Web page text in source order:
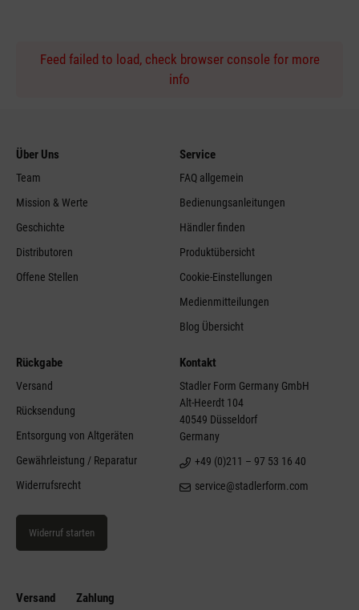
Feed failed to load, check browser console for more
info
Versand Zahlung
Über Uns
Team
Mission & Werte
Geschichte
Distributoren
Offene Stellen
Service
FAQ allgemein
Bedienungsanleitungen
Händler finden
Produktübersicht
Cookie-Einstellungen
Medienmitteilungen
Blog Übersicht
Rückgabe
Versand
Rücksendung
Entsorgung von Altgeräten
Gewährleistung / Reparatur
Widerrufsrecht
Widerruf starten
Kontakt
Stadler Form Germany GmbH
Alt-Heerdt 104
40549 Düsseldorf
Germany
+49 (0)211 – 97 53 16 40
service@stadlerform.com